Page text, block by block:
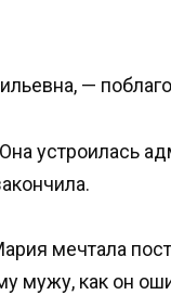
—
устроилась
мечтала
мужу, как он